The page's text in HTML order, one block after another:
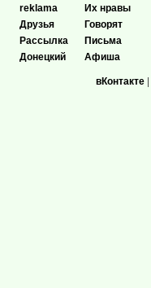
reklama
Друзья
Рассылка
Донецкий
Их нравы
Говорят
Письма
Афиша
вКонтакте |